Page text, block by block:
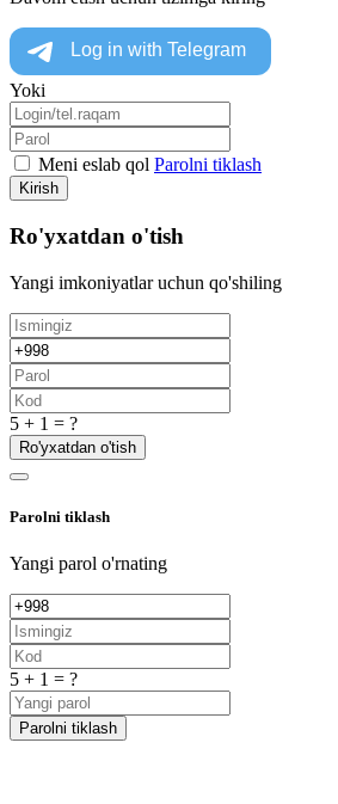
Yoki
Meni eslab qol Parolni tiklash
Kirish
Ro'yxatdan o'tish
Yangi imkoniyatlar uchun qo'shiling
5 + 1 = ?
Ro'yxatdan o'tish
Parolni tiklash
Yangi parol o'rnating
5 + 1 = ?
Parolni tiklash